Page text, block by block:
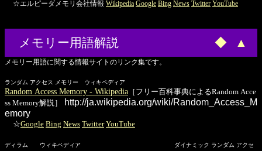
☆エルピーダメモリ会社情報 Wikipedia Google Bing News Twitter YouTube
メモリー用語解説 ◆ ▲
メモリー用語に関する情報サイトのリンク集です。
ランダム アクセス メモリー ウィキペディア
Random Access Memory - Wikipedia ［フリー百科事典によるRandom Acce
ss Memory解説］
http://ja.wikipedia.org/wiki/Random_Access_M
emory
☆Google Bing News Twitter YouTube
ディラム ウィキペディア ダイナミック ランダム アクセ